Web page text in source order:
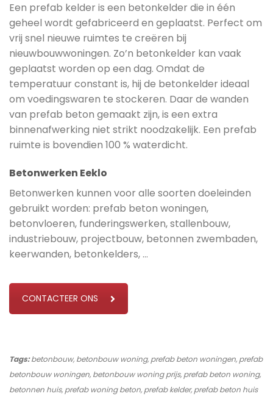
Een prefab kelder is een betonkelder die in één
geheel wordt gefabriceerd en geplaatst. Perfect om
vrij snel nieuwe ruimtes te creëren bij
nieuwbouwwoningen. Zo’n betonkelder kan vaak
geplaatst worden op een dag. Omdat de
temperatuur constant is, hij de betonkelder ideaal
om voedingswaren te stockeren. Daar de wanden
van prefab beton gemaakt zijn, is een extra
binnenafwerking niet strikt noodzakelijk. Een prefab
ruimte is bovendien 100 % waterdicht.
Betonwerken Eeklo
Betonwerken kunnen voor alle soorten doeleinden
gebruikt worden: prefab beton woningen,
betonvloeren, funderingswerken, stallenbouw,
industriebouw, projectbouw, betonnen zwembaden,
keerwanden, betonkelders, …
CONTACTEER ONS
Tags:betonbouw, betonbouw woning, prefab beton woningen, prefab
betonbouw woningen, betonbouw woning prijs, prefab beton woning,
betonnen huis, prefab woning beton, prefab kelder, prefab beton huis